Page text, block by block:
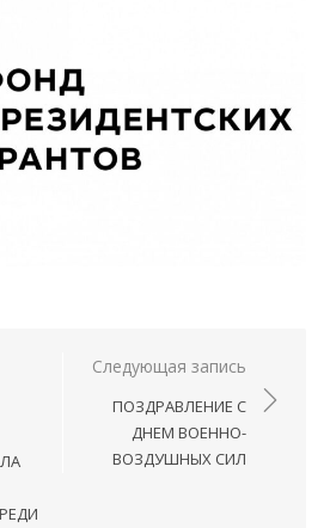
Следующая запись
ПОЗДРАВЛЕНИЕ С
ДНЕМ ВОЕННО-
ВОЗДУШНЫХ СИЛ